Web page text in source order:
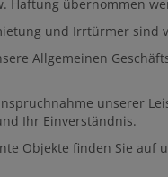
Haftung übernommen
und Irrtürmer sind
Allgemeinen
unserer
Ihr Einverständnis.
Objekte finden Sie auf